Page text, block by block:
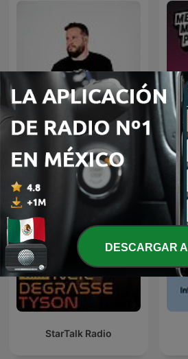
Diego Ruzzarin
StarTalk Radio
DESCARGAR